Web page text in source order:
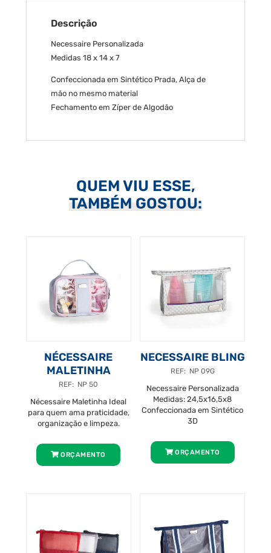
Descrição
Necessaire Personalizada
Medidas 18 x 14 x 7
Confeccionada em Sintético Prada, Alça de
mão no mesmo material
Fechamento em Zíper de Algodão
QUEM VIU ESSE,
TAMBÉM GOSTOU:
NÉCESSAIRE
MALETINHA
REF: NP 50
Nécessaire Maletinha Ideal
para quem ama praticidade,
organização e limpeza.
ORÇAMENTO
NECESSAIRE BLING
REF: NP 09G
Necessaire Personalizada
Medidas: 24,5x16,5x8
Confeccionada em Sintético
3D
ORÇAMENTO